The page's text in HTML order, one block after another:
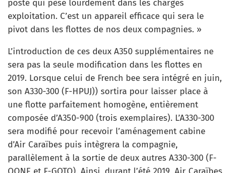
poste qui pèse lourdement dans les charges
exploitation. C’est un appareil efficace qui sera le
pivot dans les flottes de nos deux compagnies. »
L’introduction de ces deux A350 supplémentaires ne
sera pas la seule modification dans les flottes en
2019. Lorsque celui de French bee sera intégré en juin,
son A330-300 (F-HPUJ)) sortira pour laisser place à
une flotte parfaitement homogène, entièrement
composée d’A350-900 (trois exemplaires). L’A330-300
sera modifié pour recevoir l’aménagement cabine
d’Air Caraïbes puis intègrera la compagnie,
parallèlement à la sortie de deux autres A330-300 (F-